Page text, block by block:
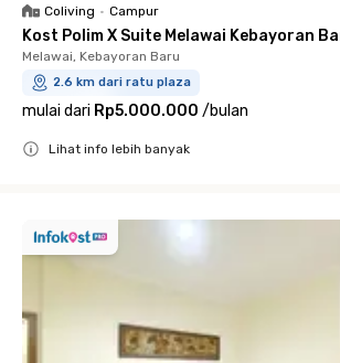
Coliving • Campur
Kost Polim X Suite Melawai Kebayoran
Melawai, Kebayoran Baru
2.6 km dari ratu plaza
mulai dari Rp5.000.000 /bulan
Lihat info lebih banyak